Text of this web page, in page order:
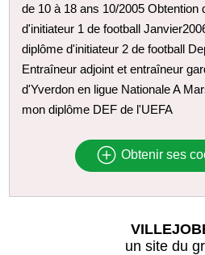
de 10 à 18 ans 10/2005 Obtention
d'initiateur 1 de football
diplôme d'initiateur 2 de football
Entraîneur adjoint et entraîneur
d'Yverdon en ligue Nationale A
mon diplôme DEF de l'UEFA
Obtenir ses
un site du